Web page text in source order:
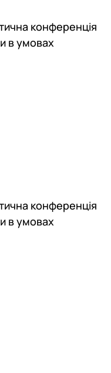
конференція
в умовах
конференція
в умовах